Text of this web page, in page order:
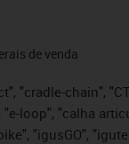
de venda
"cradle-chain",
loop", "calha
"igusGO",